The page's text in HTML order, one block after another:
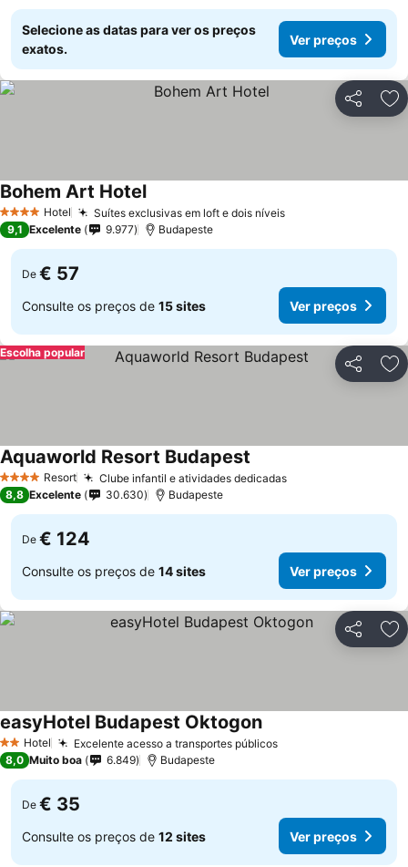
Selecione as datas para ver os preços
exatos.
Ver preços
Partilhar
4 EstrelasHotel Suítes exclusivas em loft e dois níveisVer preços
Bohem Art HotelVer preços
9,1 Excelente 9.977 Budapeste
De € 57
Consulte os preços de 15 sites Ver preços
Partilhar
Escolha popular
4 EstrelasResort Clube infantil e atividades dedicadasVer preços
Aquaworld Resort Budapest
8,8 Excelente 30.630 Budapeste
De € 124
Consulte os preços de 14 sites Ver preços
Partilhar
2 Estrelas
Hotel Excelente acesso a transportes públicosVer preços
easyHotel Budapest OktogonVer preços
8,0 Muito boa 6.849 Budapeste
De € 35
Consulte os preços de 12 sites Ver preços